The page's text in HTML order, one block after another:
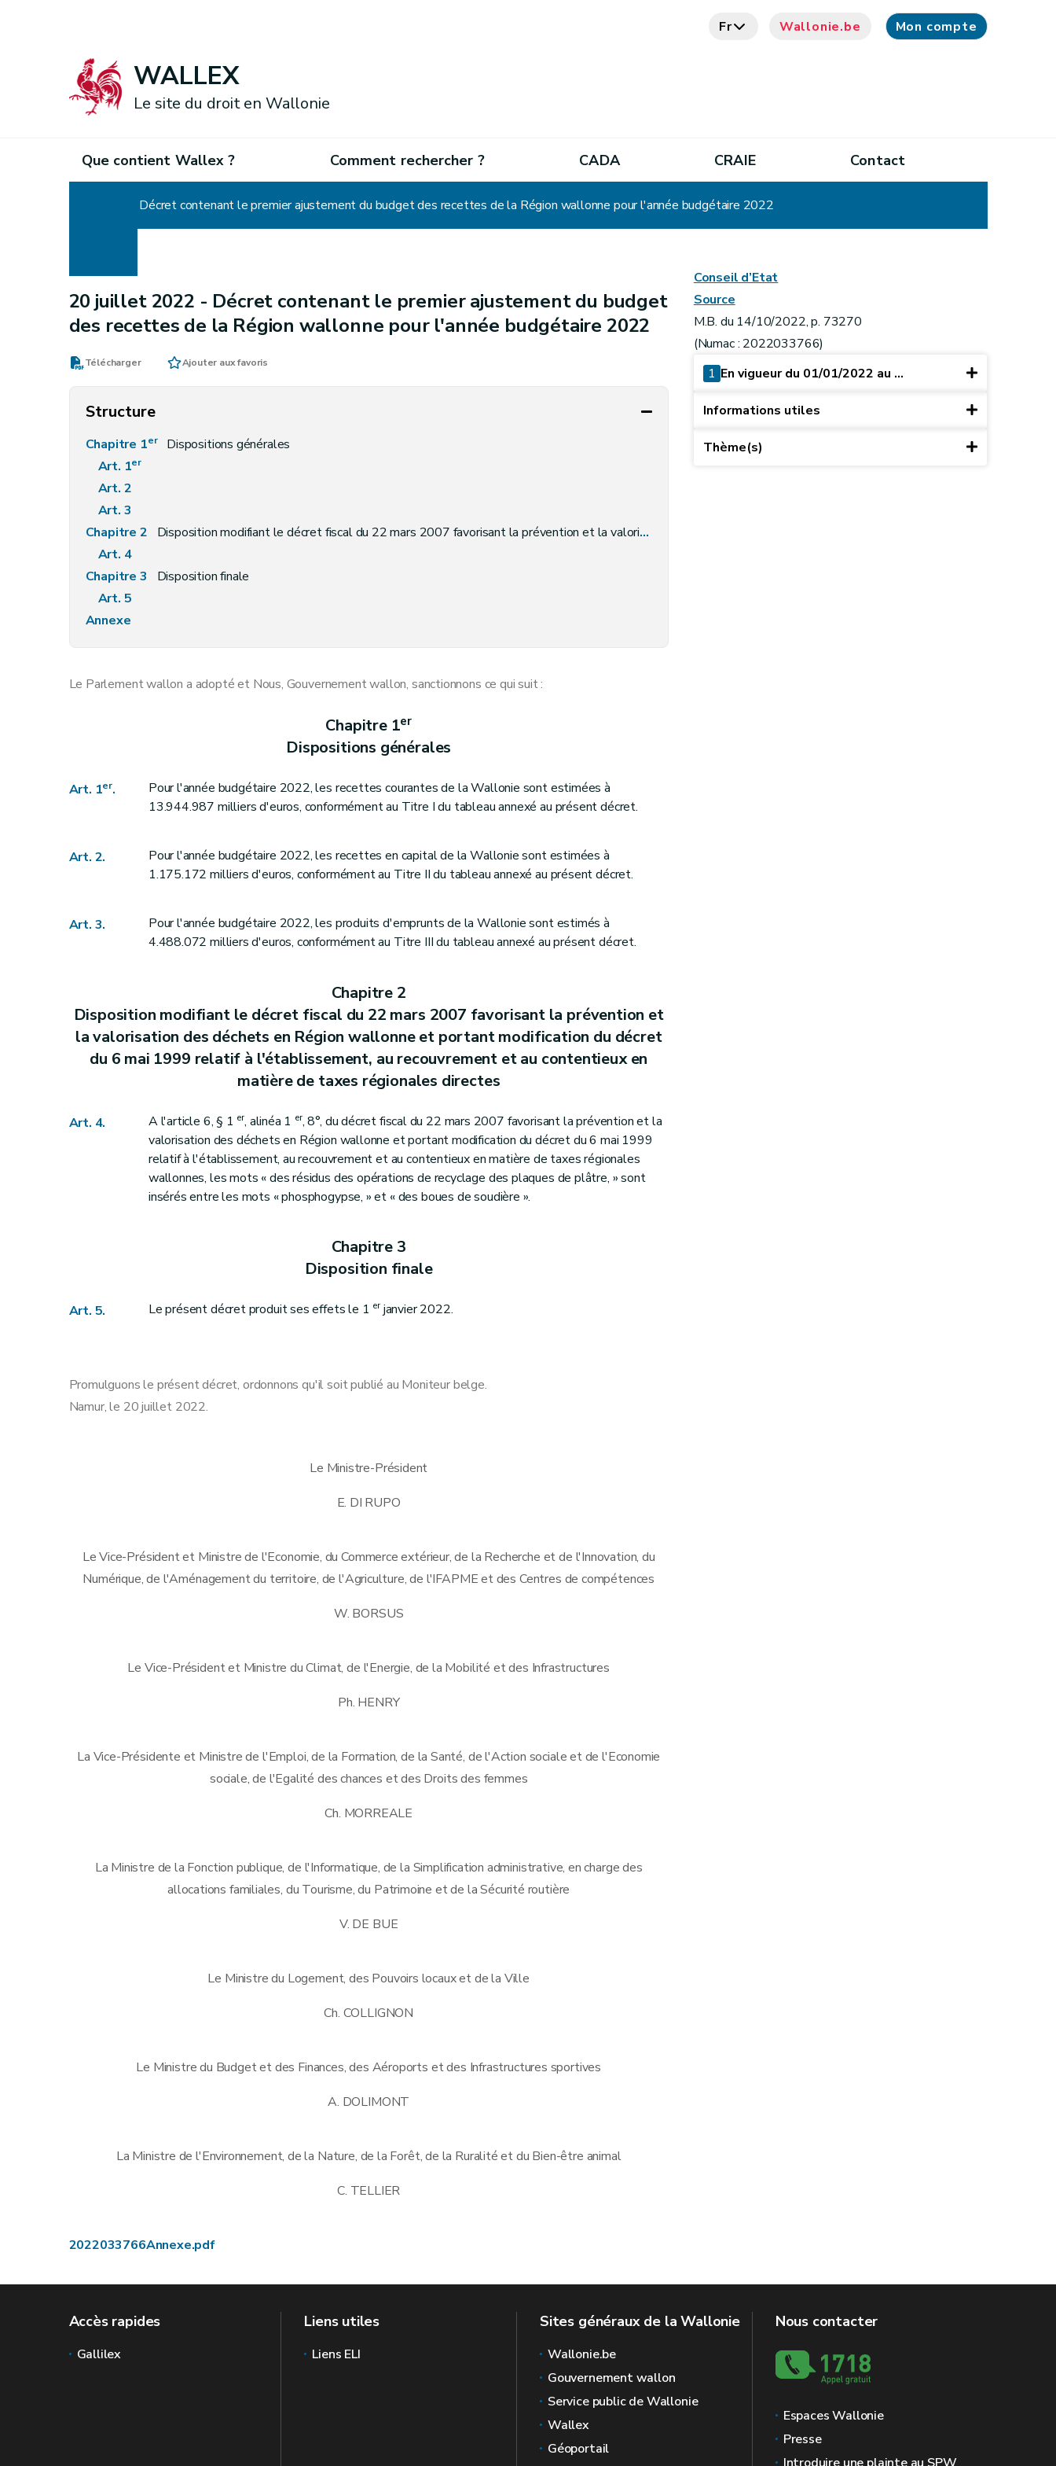
Fr Wallonie.be Mon compte
WALLEX
Le site du droit en Wallonie
Que contient Wallex ? Comment rechercher ? CADA CRAIE Contact
Décret contenant le premier ajustement du budget des recettes de la Région wallonne pour l'année budgétaire 2022
20 juillet 2022 - Décret contenant le premier ajustement du budget
des recettes de la Région wallonne pour l'année budgétaire 2022
Télécharger Ajouter aux favoris
Structure
Chapitre 1er
Dispositions générales
Art. 1er
Art. 2
Art. 3
Chapitre 2
Disposition modifiant le décret fiscal du 22 mars 2007 favorisant la prévention et la valorisation des déchets en Région wallonne et portant modification du décret du 6 mai 1999 relatif à l'établissement, au recouvrement et au contentieux en matière de taxes régionales directes
Art. 4
Chapitre 3
Disposition finale
Art. 5
Annexe
Le Parlement wallon a adopté et Nous, Gouvernement wallon, sanctionnons ce qui suit :
Chapitre 1er
Dispositions générales
Art. 1er.
Pour l'année budgétaire 2022, les recettes courantes de la Wallonie sont estimées à
13.944.987 milliers d'euros, conformément au Titre I du tableau annexé au présent décret.
Art. 2.
Pour l'année budgétaire 2022, les recettes en capital de la Wallonie sont estimées à
1.175.172 milliers d'euros, conformément au Titre II du tableau annexé au présent décret.
Art. 3.
Pour l'année budgétaire 2022, les produits d'emprunts de la Wallonie sont estimés à
4.488.072 milliers d'euros, conformément au Titre III du tableau annexé au présent décret.
Chapitre 2
Disposition modifiant le décret fiscal du 22 mars 2007 favorisant la prévention et
la valorisation des déchets en Région wallonne et portant modification du décret
du 6 mai 1999 relatif à l'établissement, au recouvrement et au contentieux en
matière de taxes régionales directes
Art. 4. A l'article 6, § 1 er, alinéa 1 er, 8°, du décret fiscal du 22 mars 2007 favorisant la prévention et la
valorisation des déchets en Région wallonne et portant modification du décret du 6 mai 1999
relatif à l'établissement, au recouvrement et au contentieux en matière de taxes régionales
wallonnes, les mots « des résidus des opérations de recyclage des plaques de plâtre, » sont
insérés entre les mots « phosphogypse, » et « des boues de soudière ».
Chapitre 3
Disposition finale
Art. 5. Le présent décret produit ses effets le 1 erjanvier 2022.
Promulguons le présent décret, ordonnons qu'il soit publié au Moniteur belge.
Namur, le 20 juillet 2022.
Le Ministre-Président
E. DI RUPO
Le Vice-Président et Ministre de l'Economie, du Commerce extérieur, de la Recherche et de l'Innovation, du
Numérique, de l'Aménagement du territoire, de l'Agriculture, de l'IFAPME et des Centres de compétences
W. BORSUS
Le Vice-Président et Ministre du Climat, de l'Energie, de la Mobilité et des Infrastructures
Ph. HENRY
La Vice-Présidente et Ministre de l'Emploi, de la Formation, de la Santé, de l'Action sociale et de l'Economie
sociale, de l'Egalité des chances et des Droits des femmes
Ch. MORREALE
La Ministre de la Fonction publique, de l'Informatique, de la Simplification administrative, en charge des
allocations familiales, du Tourisme, du Patrimoine et de la Sécurité routière
V. DE BUE
Le Ministre du Logement, des Pouvoirs locaux et de la Ville
Ch. COLLIGNON
Le Ministre du Budget et des Finances, des Aéroports et des Infrastructures sportives
A. DOLIMONT
La Ministre de l'Environnement, de la Nature, de la Forêt, de la Ruralité et du Bien-être animal
C. TELLIER
2022033766Annexe.pdf
Conseil d’Etat
Source
M.B. du 14/10/2022, p. 73270
(Numac : 2022033766)
1 En vigueur du 01/01/2022 au ...
Informations utiles
Thème(s)
Accès rapides
Gallilex
Liens utiles
Liens ELI
Sites généraux de la Wallonie
Wallonie.be
Gouvernement wallon
Service public de Wallonie
Wallex
Géoportail
Nous contacter
Espaces Wallonie
Presse